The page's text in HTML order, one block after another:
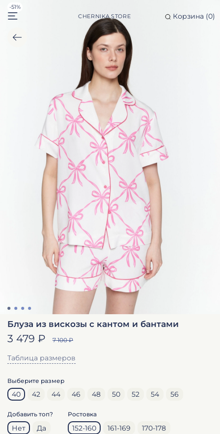
CHERNIKA STORE Корзина (0)
-51%
Блуза из вискозы с кантом и бантами
3 479 ₽ 7 100 ₽
Таблица размеров
Выберите размер
40 42 44 46 48 50 52 54 56
Добавить топ?
Нет Да
Ростовка
152-160 161-169 170-178